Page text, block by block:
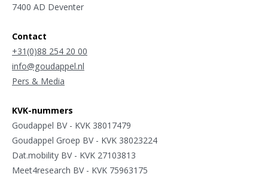
7400 AD Deventer
Contact
+31(0)88 254 20 00
info@goudappel.nl
Pers & Media
KVK-nummers
Goudappel BV - KVK 38017479
Goudappel Groep BV - KVK 38023224
Dat.mobility BV - KVK 27103813
Meet4research BV - KVK 75963175